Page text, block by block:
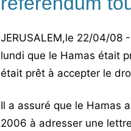
JERUSALEM,le 22/04/08
lundi que le Hamas était
était prêt à accepter le
Il a assuré que le Hamas
2006 à adresser une